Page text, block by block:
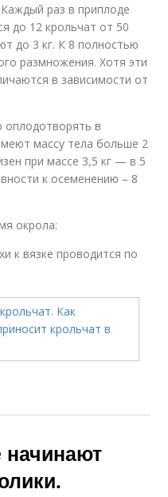
раз в приплоде
до 12 крольчат от 50
до 3 кг. К 8 полностью
размножения. Хотя эти
в зависимости от
в
массу тела больше 2
при массе 3,5 кг — в 5
к осеменению – 8
окрола:
к вязке проводится по
начинают